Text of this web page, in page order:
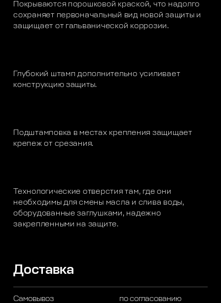
Покрываются порошковой краской, что надолго
сохраняет первоначальный вид новой защиты и
защищает от гальванической коррозии.
Глубокий штамп дополнительно усиливает
конструкцию защиты.
Подштамповка в местах крепления защищает
крепеж от срезания.
Технологические отверстия там, где они
необходимы для смены масла и слива воды,
оборудованные заглушками, надежно
закрепленными на защите.
Доставка
Самовывоз по согласованию